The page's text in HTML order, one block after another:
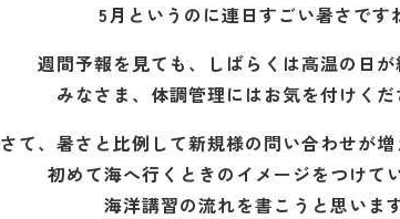
5月というのに連日すごい暑さです
週間予報を見ても、しばらくは高温の日が
みなさま、体調管理にはお気を付けくだ
さて、暑さと比例して新規様の問い合わせが増
初めて海へ行くときのイメージをつけて
海洋講習の流れを書こうと思います